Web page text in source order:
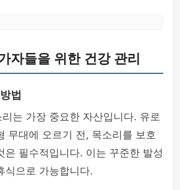
자들을 위한 건강 관리
법
는 가장 중요한 자산입니다. 유로
무대에 오르기 전, 목소리를 보호
은 필수적입니다. 이는 꾸준한 발성
식으로 가능합니다.